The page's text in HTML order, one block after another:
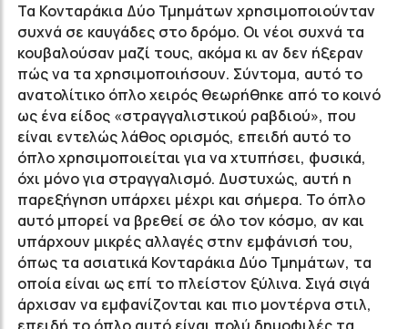
Τα Κονταράκια Δύο Τμημάτων χρησιμοποιούνταν
συχνά σε καυγάδες στο δρόμο. Οι νέοι συχνά τα
κουβαλούσαν μαζί τους, ακόμα κι αν δεν ήξεραν
πώς να τα χρησιμοποιήσουν. Σύντομα, αυτό το
ανατολίτικο όπλο χειρός θεωρήθηκε από το κοινό
ως ένα είδος «στραγγαλιστικού ραβδιού», που
είναι εντελώς λάθος ορισμός, επειδή αυτό το
όπλο χρησιμοποιείται για να χτυπήσει, φυσικά,
όχι μόνο για στραγγαλισμό. Δυστυχώς, αυτή η
παρεξήγηση υπάρχει μέχρι και σήμερα. Το όπλο
αυτό μπορεί να βρεθεί σε όλο τον κόσμο, αν και
υπάρχουν μικρές αλλαγές στην εμφάνισή του,
όπως τα ασιατικά Κονταράκια Δύο Τμημάτων, τα
οποία είναι ως επί το πλείστον ξύλινα. Σιγά σιγά
άρχισαν να εμφανίζονται και πιο μοντέρνα στιλ,